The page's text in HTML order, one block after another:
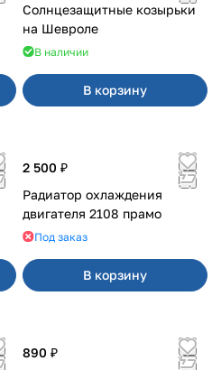
Солнцезащитные козырьки
на Шевроле
В наличии
В корзину
2 500 ₽
Радиатор охлаждения
двигателя 2108 прамо
Под заказ
В корзину
890 ₽